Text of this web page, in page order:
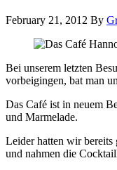
February 21, 2012 By
Bei unserem letzten
vorbeigingen, bat man
Das Café ist in neuem
und Marmelade.
Leider hatten wir bereits
und nahmen die